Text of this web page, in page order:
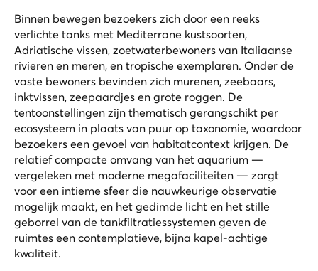
Binnen bewegen bezoekers zich door een reeks
verlichte tanks met Mediterrane kustsoorten,
Adriatische vissen, zoetwaterbewoners van Italiaanse
rivieren en meren, en tropische exemplaren. Onder de
vaste bewoners bevinden zich murenen, zeebaars,
inktvissen, zeepaardjes en grote roggen. De
tentoonstellingen zijn thematisch gerangschikt per
ecosysteem in plaats van puur op taxonomie, waardoor
bezoekers een gevoel van habitatcontext krijgen. De
relatief compacte omvang van het aquarium —
vergeleken met moderne megafaciliteiten — zorgt
voor een intieme sfeer die nauwkeurige observatie
mogelijk maakt, en het gedimde licht en het stille
geborrel van de tankfiltratiessystemen geven de
ruimtes een contemplatieve, bijna kapel-achtige
kwaliteit.